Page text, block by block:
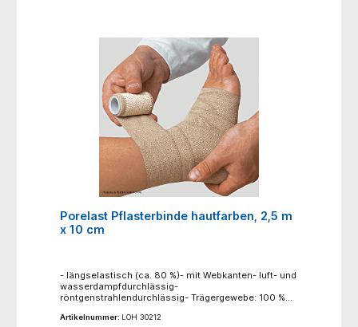
Porelast Pflasterbinde hautfarben, 2,5 m
x 10 cm
- längselastisch (ca. 80 %)- mit Webkanten- luft- und
wasserdampfdurchlässig-
röntgenstrahlendurchlässig- Trägergewebe: 100 %
Synthesekautschukkleber- einzeln in
Artikelnummer: LOH 30212